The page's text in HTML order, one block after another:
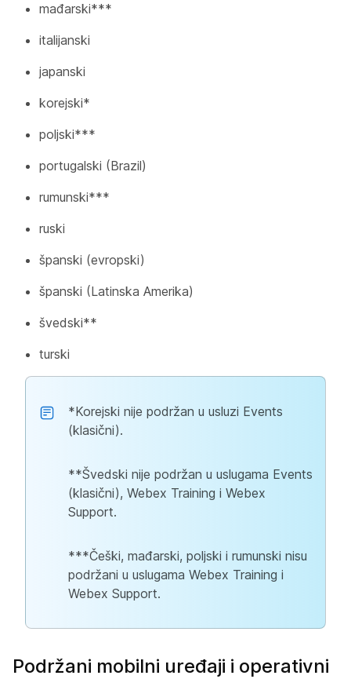
mađarski***
italijanski
japanski
korejski*
poljski***
portugalski (Brazil)
rumunski***
ruski
španski (evropski)
španski (Latinska Amerika)
švedski**
turski
*Korejski nije podržan u usluzi Events
(klasični).
**Švedski nije podržan u uslugama Events
(klasični), Webex Training i Webex
Support.
***Češki, mađarski, poljski i rumunski nisu
podržani u uslugama Webex Training i
Webex Support.
Podržani mobilni uređaji i operativni